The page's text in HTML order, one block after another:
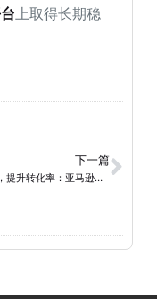
上取得长期稳
下一篇
超越竞争，提升转化率：亚马逊广告关键词优化策略大揭秘